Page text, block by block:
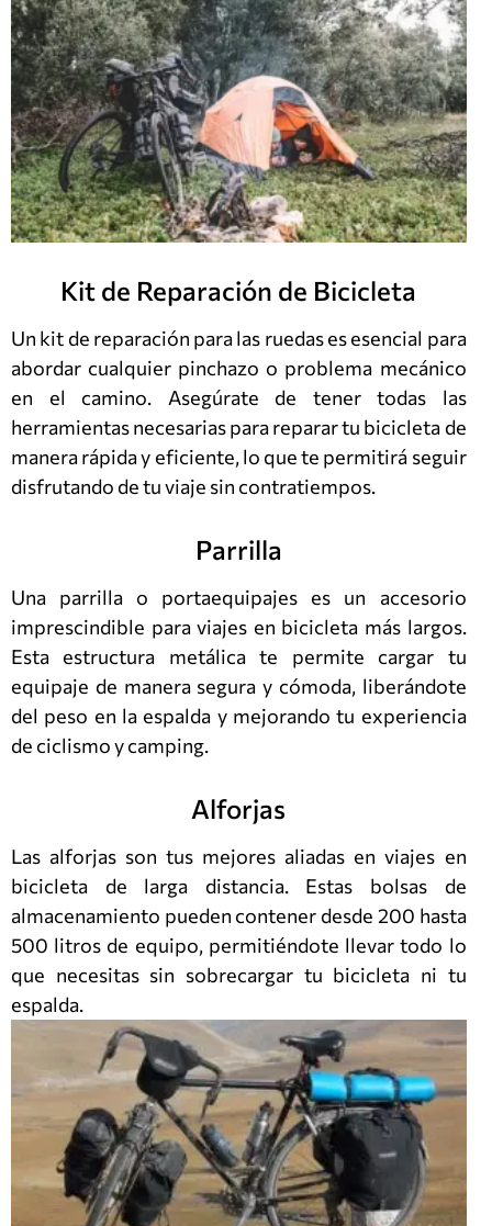
Kit de Reparación de Bicicleta
Un kit de reparación para las ruedas es esencial para
abordar cualquier pinchazo o problema mecánico
en el camino. Asegúrate de tener todas las
herramientas necesarias para reparar tu bicicleta de
manera rápida y eficiente, lo que te permitirá seguir
disfrutando de tu viaje sin contratiempos.
Parrilla
Una parrilla o portaequipajes es un accesorio
imprescindible para viajes en bicicleta más largos.
Esta estructura metálica te permite cargar tu
equipaje de manera segura y cómoda, liberándote
del peso en la espalda y mejorando tu experiencia
de ciclismo y camping.
Alforjas
Las alforjas son tus mejores aliadas en viajes en
bicicleta de larga distancia. Estas bolsas de
almacenamiento pueden contener desde 200 hasta
500 litros de equipo, permitiéndote llevar todo lo
que necesitas sin sobrecargar tu bicicleta ni tu
espalda.